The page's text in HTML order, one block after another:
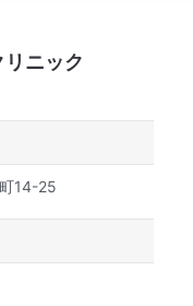
ニック
14-25